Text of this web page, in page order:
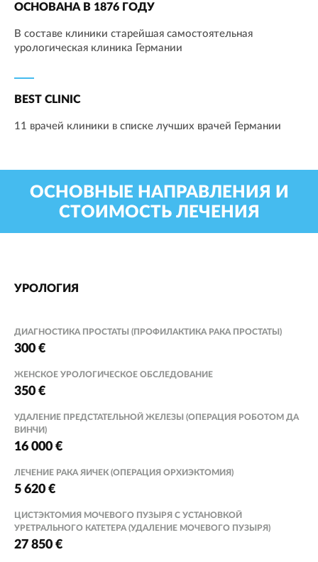
ОСНОВАНА В 1876 ГОДУ
В составе клиники старейшая самостоятельная
урологическая клиника Германии
BEST CLINIC
11 врачей клиники в списке лучших врачей Германии
ОСНОВНЫЕ НАПРАВЛЕНИЯ И
СТОИМОСТЬ ЛЕЧЕНИЯ
УРОЛОГИЯ
ДИАГНОСТИКА ПРОСТАТЫ (ПРОФИЛАКТИКА РАКА ПРОСТАТЫ)
300 €
ЖЕНСКОЕ УРОЛОГИЧЕСКОЕ ОБСЛЕДОВАНИЕ
350 €
УДАЛЕНИЕ ПРЕДСТАТЕЛЬНОЙ ЖЕЛЕЗЫ (ОПЕРАЦИЯ РОБОТОМ ДА
ВИНЧИ)
16 000 €
ЛЕЧЕНИЕ РАКА ЯИЧЕК (ОПЕРАЦИЯ ОРХИЭКТОМИЯ)
5 620 €
ЦИСТЭКТОМИЯ МОЧЕВОГО ПУЗЫРЯ С УСТАНОВКОЙ
УРЕТРАЛЬНОГО КАТЕТЕРА (УДАЛЕНИЕ МОЧЕВОГО ПУЗЫРЯ)
27 850 €